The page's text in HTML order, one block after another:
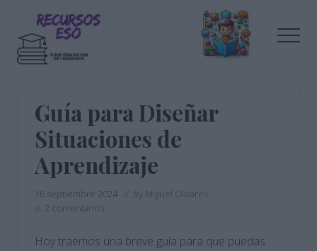
contenido
principal
barra
educación
Guía para Diseñar
Situaciones de
Aprendizaje
16 septiembre 2024 // by Miguel Olivares
// 2 comentarios
Hoy traemos una breve guía para que puedas